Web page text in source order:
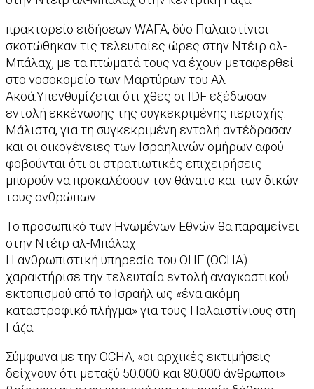
πρακτορείο ειδήσεων WAFA, δύο Παλαιστίνιοι
σκοτώθηκαν τις τελευταίες ώρες στην Ντέιρ αλ-
Μπάλαχ, με τα πτώματά τους να έχουν μεταφερθεί
στο νοσοκομείο των Μαρτύρων του Αλ-
Ακσά.Υπενθυμίζεται ότι χθες οι IDF εξέδωσαν
εντολή εκκένωσης της συγκεκριμένης περιοχής.
Μάλιστα, για τη συγκεκριμένη εντολή αντέδρασαν
και οι οικογένειες των Ισραηλινών ομήρων αφού
φοβούνται ότι οι στρατιωτικές επιχειρήσεις
μπορούν να προκαλέσουν τον θάνατο και των δικών
τους ανθρώπων.
Το προσωπικό των Ηνωμένων Εθνών θα παραμείνει
στην Ντέιρ αλ-Μπάλαχ
Η ανθρωπιστική υπηρεσία του ΟΗΕ (OCHA)
χαρακτήρισε την τελευταία εντολή αναγκαστικού
εκτοπισμού από το Ισραήλ ως «ένα ακόμη
καταστροφικό πλήγμα» για τους Παλαιστίνιους στη
Γάζα.
Σύμφωνα με την OCHA, «οι αρχικές εκτιμήσεις
δείχνουν ότι μεταξύ 50.000 και 80.000 άνθρωποι»